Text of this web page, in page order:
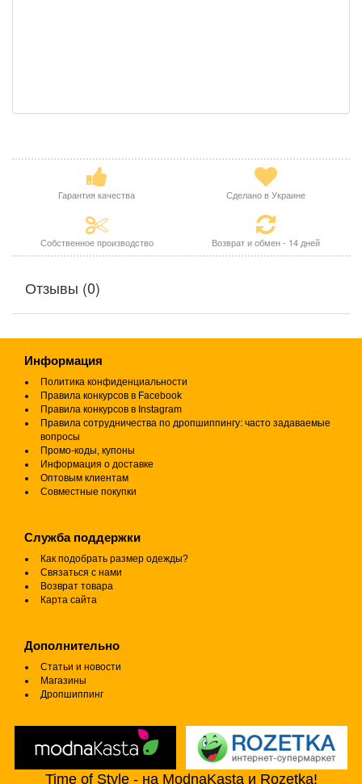
Гарантия качества Сделано в Украине
Собственное производство Возврат и обмен - 14 дней
Отзывы (0)
Информация
Политика конфиденциальности
Правила конкурсов в Facebook
Правила конкурсов в Instagram
Правила сотрудничества по дропшиппингу: часто задаваемые
вопросы
Промо-коды, купоны
Информация о доставке
Оптовым клиентам
Совместные покупки
Служба поддержки
Как подобрать размер одежды?
Связаться с нами
Возврат товара
Карта сайта
Дополнительно
Статьи и новости
Магазины
Дропшиппинг
Time of Style - на ModnaKasta и Rozetka!